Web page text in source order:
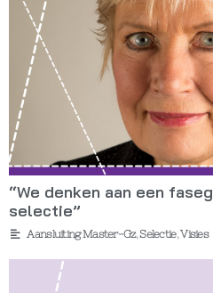
“We denken aan een
selectie”
Aansluiting Master-Gz,Selectie,Visies